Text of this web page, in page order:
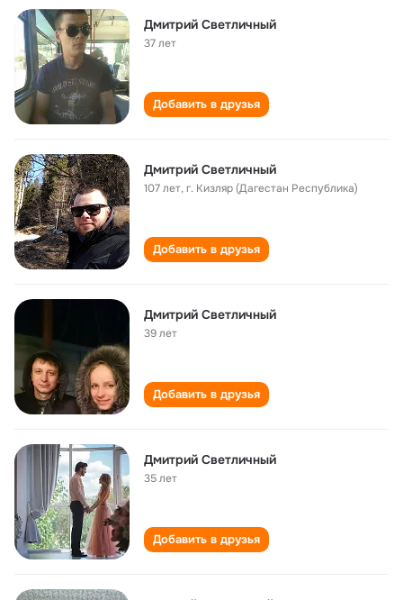
Дмитрий Светличный
37 лет
Добавить в друзья
Дмитрий Светличный
107 лет,г. Кизляр (Дагестан Республика)
Добавить в друзья
Дмитрий Светличный
39 лет
Добавить в друзья
Дмитрий Светличный
35 лет
Добавить в друзья